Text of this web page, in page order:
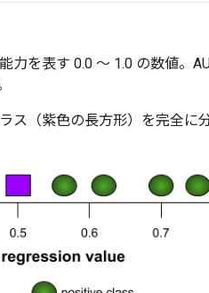
力を表す 0.0 ～ 1.0 の数値。
ス（紫色の長方形）を完全に